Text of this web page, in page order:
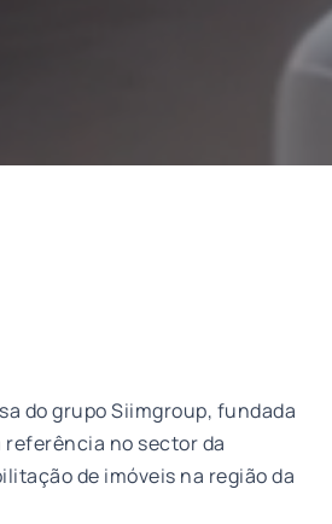
do grupo Siimgroup, fundada
referência no sector da
de imóveis na região da